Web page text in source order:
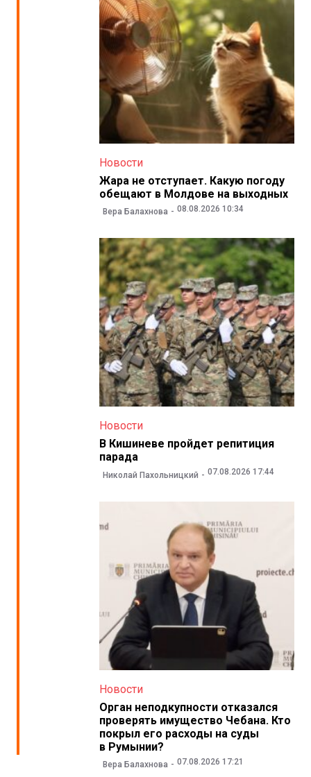
Новости
Жара не отступает. Какую погоду
обещают в Молдове на выходных
Вера Балахнова 08.08.2026 10:34
Новости
В Кишиневе пройдет репитиция
парада
Николай Пахольницкий 07.08.2026 17:44
Новости
Орган неподкупности отказался
проверять имущество Чебана. Кто
покрыл его расходы на суды
в Румынии?
Вера Балахнова 07.08.2026 17:21